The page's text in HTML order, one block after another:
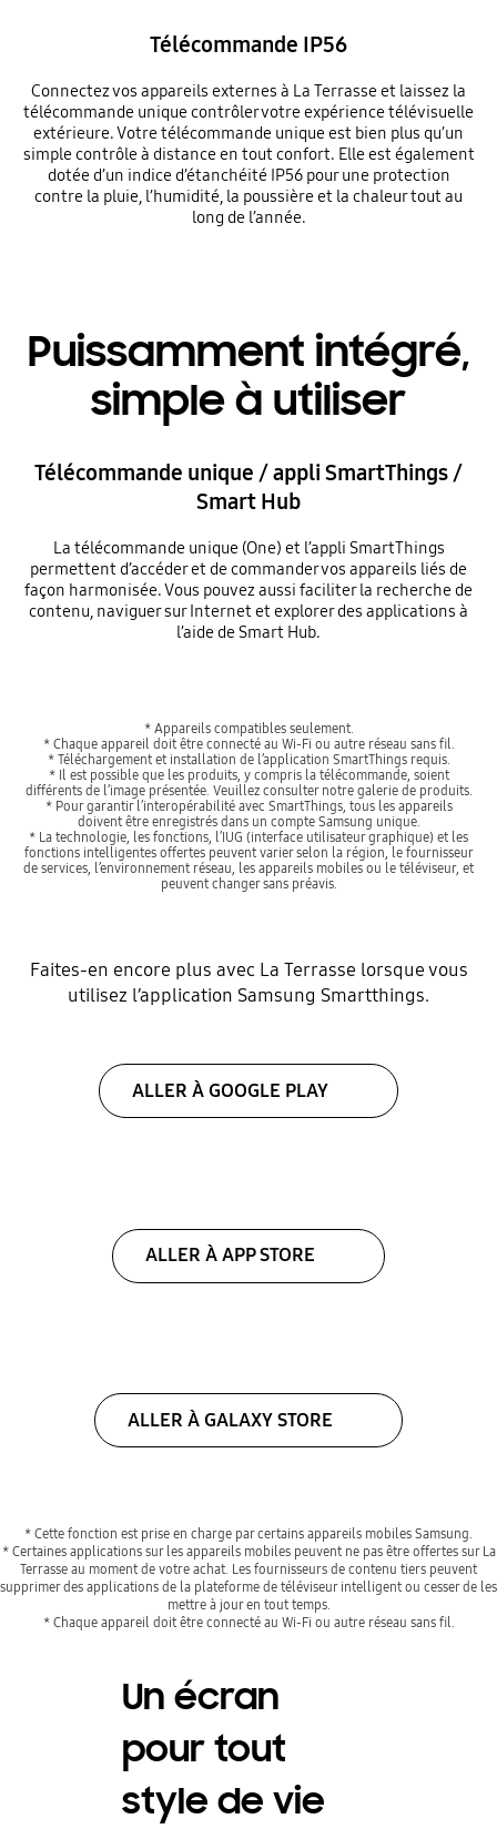
Télécommande IP56
Connectez vos appareils externes à La Terrasse et laissez la
télécommande unique contrôler votre expérience télévisuelle
extérieure. Votre télécommande unique est bien plus qu’un
simple contrôle à distance en tout confort. Elle est également
dotée d’un indice d’étanchéité IP56 pour une protection
contre la pluie, l’humidité, la poussière et la chaleur tout au
long de l’année.
Puissamment intégré,
simple à utiliser
Télécommande unique / appli SmartThings /
Smart Hub
La télécommande unique (One) et l’appli SmartThings
permettent d’accéder et de commander vos appareils liés de
façon harmonisée. Vous pouvez aussi faciliter la recherche de
contenu, naviguer sur Internet et explorer des applications à
l’aide de Smart Hub.
* Appareils compatibles seulement.
* Chaque appareil doit être connecté au Wi-Fi ou autre réseau sans fil.
* Téléchargement et installation de l’application SmartThings requis.
* Il est possible que les produits, y compris la télécommande, soient
différents de l’image présentée. Veuillez consulter notre galerie de produits.
* Pour garantir l’interopérabilité avec SmartThings, tous les appareils
doivent être enregistrés dans un compte Samsung unique.
* La technologie, les fonctions, l’IUG (interface utilisateur graphique) et les
fonctions intelligentes offertes peuvent varier selon la région, le fournisseur
de services, l’environnement réseau, les appareils mobiles ou le téléviseur, et
peuvent changer sans préavis.
Faites-en encore plus avec La Terrasse lorsque vous
utilisez l’application Samsung Smartthings.
ALLER À GOOGLE PLAY
ALLER À APP STORE
ALLER À GALAXY STORE
* Cette fonction est prise en charge par certains appareils mobiles Samsung.
* Certaines applications sur les appareils mobiles peuvent ne pas être offertes sur La
Terrasse au moment de votre achat. Les fournisseurs de contenu tiers peuvent
supprimer des applications de la plateforme de téléviseur intelligent ou cesser de les
mettre à jour en tout temps.
* Chaque appareil doit être connecté au Wi-Fi ou autre réseau sans fil.
Un écran
pour tout
style de vie